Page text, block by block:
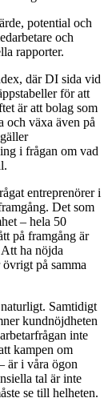
potential och
och
rapporter.
där DI sida vid
för att
är att bolag som
och växa även på
i frågan om vad
entreprenörer i
Det som
– hela 50
på framgång är
ha nöjda
på samma
Samtidigt
kundnöjdheten
inte
kampen om
är i våra ögon
tal är inte
se till helheten.